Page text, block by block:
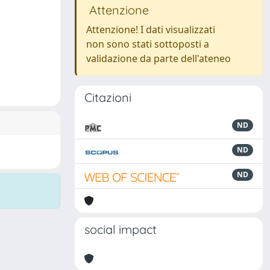
Attenzione
Attenzione! I dati visualizzati
non sono stati sottoposti a
validazione da parte dell'ateneo
Citazioni
ND
ND
ND
social impact